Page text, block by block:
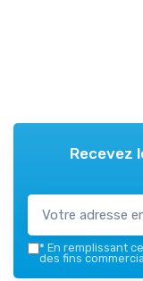
Recevez
* En remplissant
des fins